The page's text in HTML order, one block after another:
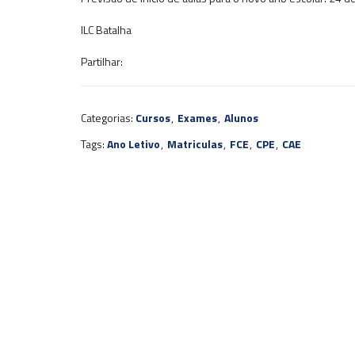
ILC Batalha
Partilhar:
Categorias: Cursos, Exames, Alunos
Tags:Ano Letivo, Matriculas, FCE, CPE, CAE